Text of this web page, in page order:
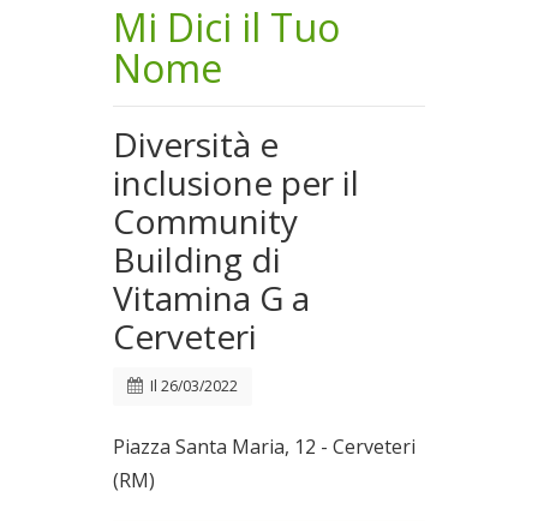
Mi Dici il Tuo
Nome
Diversità e
inclusione per il
Community
Building di
Vitamina G a
Cerveteri
Il 26/03/2022
Piazza Santa Maria, 12 - Cerveteri
(RM)